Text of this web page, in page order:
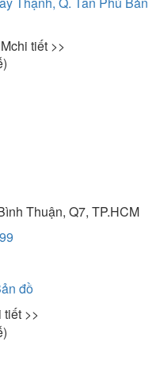
chi tiết >>
Thuận, Q7, TP.HCM
đồ
tiết >>